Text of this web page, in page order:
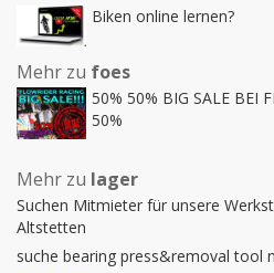
Biken online lernen?
Mehr zu foes
50% 50% BIG SALE BEI
50%
Mehr zu lager
Suchen Mitmieter für unsere
Altstetten
suche bearing press&removal tool